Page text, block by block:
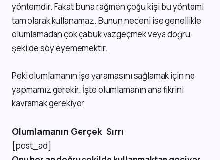
yöntemdir. Fakat buna rağmen çoğu kişi bu yöntemi
tam olarak kullanamaz. Bunun nedeni ise genellikle
olumlamadan çok çabuk vazgeçmek veya doğru
şekilde söyleyememektir.
Peki olumlamanın işe yaramasını sağlamak için ne
yapmamız gerekir. İşte olumlamanın ana fikrini
kavramak gerekiyor.
Olumlamanın Gerçek Sırrı
[post_ad]